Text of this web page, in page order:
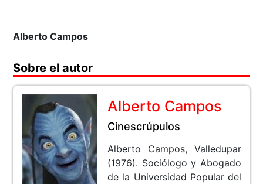
Alberto Campos
Sobre el autor
Alberto Campos
Cinescrúpulos
Alberto Campos, Valledupar
(1976). Sociólogo y Abogado
de la Universidad Popular del